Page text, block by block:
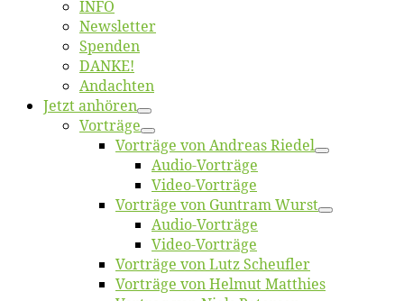
INFO
News­let­ter
Spen­den
DANKE!
An­dach­ten
Jetzt an­hö­ren
Vor­trä­ge
Vor­trä­ge von An­dre­as Riedel
Au­dio-Vor­trä­ge
Vi­deo-Vor­trä­ge
Vor­trä­ge von Gun­tram Wurst
Au­dio-Vor­trä­ge
Vi­deo-Vor­trä­ge
Vor­trä­ge von Lutz Scheufler
Vor­trä­ge von Hel­mut Matthies